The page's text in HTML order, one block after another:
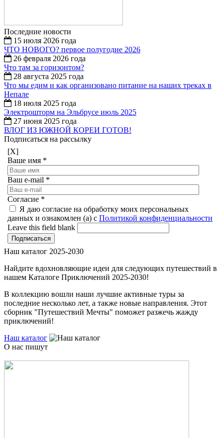
Последние новости
15 июля 2026 года
ЧТО НОВОГО? первое полугодие 2026
26 февраля 2026 года
Что там за горизонтом?
28 августа 2025 года
Что мы едим и как организовано питание на наших треках в
Непале
18 июля 2025 года
Электрошторм на Эльбрусе июль 2025
27 июня 2025 года
ВЛОГ ИЗ ЮЖНОЙ КОРЕИ ГОТОВ!
Подписаться на рассылку
[X]
Ваше имя *
Ваш e-mail *
Согласие *
Я даю согласие на обработку моих персональных
данных и ознакомлен (а) с Политикой конфиденциальности
Leave this field blank
Наш каталог 2025-2030
Найдите вдохновляющие идеи для следующих путешествий в
нашем Каталоге Приключений 2025-2030!
В коллекцию вошли наши лучшие активные туры за
последние несколько лет, а также новые направления. Этот
сборник "Путешествий Мечты" поможет разжечь жажду
приключений!
Наш каталог
О нас пишут